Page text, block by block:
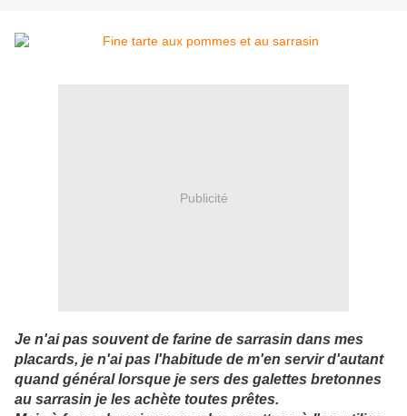
Publicité
Je n'ai pas souvent de farine de sarrasin dans mes
placards, je n'ai pas l'habitude de m'en servir d'autant
quand général lorsque je sers des galettes bretonnes
au sarrasin je les achète toutes prêtes.